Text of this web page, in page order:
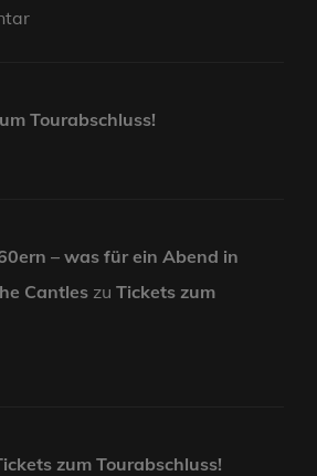
Tourabschluss!
– was für ein Abend in
Cantles zu Tickets zum
zum Tourabschluss!